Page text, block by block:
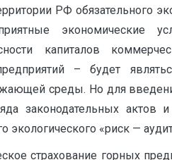
РФ обязательного
экономические
капиталов
– будет
среды. Но для
законодательных
экологического «риск —
страхование горных